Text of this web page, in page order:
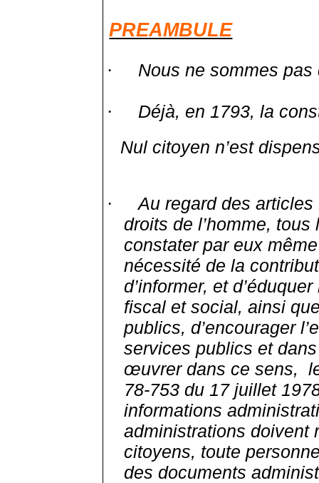
PREAMBULE
· Nous ne sommes
·
Déjà, en 1793, la
Nul citoyen n’est
·
Au regard des
droits de l’homme,
constater par eux
nécessité de la
d’informer, et
fiscal et social, ainsi
publics, d’encourager
services publics et
œuvrer dans ce sens,
78-753 du 17 juillet
informations
administrations doivent
citoyens, toute
des documents